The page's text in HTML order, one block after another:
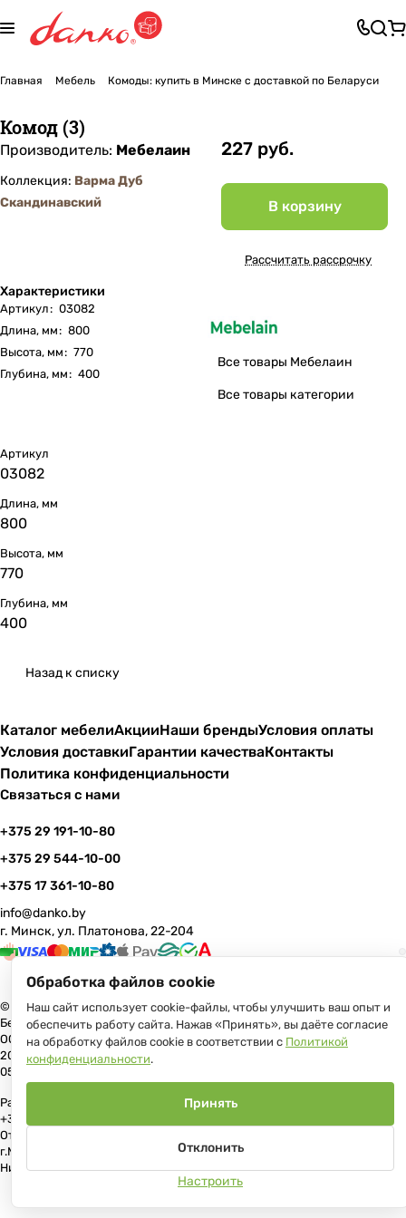
Главная Мебель Комоды: купить в Минске с доставкой по Беларуси
Комод (3)
Производитель: Мебелаин
Коллекция: Варма Дуб
Скандинавский
Характеристики
Артикул: 03082
Длина, мм: 800
Высота, мм: 770
Глубина, мм: 400
227 руб.
В корзину
Рассчитать рассрочку
Все товары Мебелаин
Все товары категории
Артикул
03082
Длина, мм
800
Высота, мм
770
Глубина, мм
400
Назад к списку
Каталог мебелиАкцииНаши брендыУсловия оплаты
Условия доставкиГарантии качестваКонтакты
Политика конфиденциальности
Связаться с нами
+375 29 191-10-80
+375 29 544-10-00
+375 17 361-10-80
info@danko.by
г. Минск, ул. Платонова, 22-204
© 2026 Данко Бай: качественная мебель с оперативной доставкой по
Беларуси
ООО «Гранд Парк», юр.адрес: 220005, Минск, ул. Платонова, 22, пом.
204 В торговом реестре с 17 июля 2013 г. Регистрация №191081534,
05.11.2008, Мингорисполком.
Рассмотрение обращений потребителей, телефон +375 (17) 361-10-80,
+375 (29) 191-10-80, +375 (29) 544-10-00, e-mail: info@danko.by
Отдел торговли и услуг Администрации Первомайского района
г.Минска: тел. +375(17)215-14-65, Начальник отдела: Жакович Юлия
Николаевна
Обработка файлов cookie
Наш сайт использует cookie-файлы, чтобы улучшить ваш опыт и
обеспечить работу сайта. Нажав «Принять», вы даёте согласие
на обработку файлов cookie в соответствии с Политикой
конфиденциальности.
Настроить
Отклонить
Принять